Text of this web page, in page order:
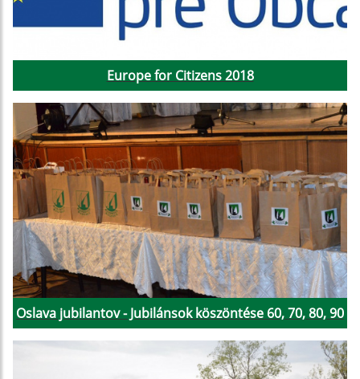
Europe for Citizens 2018
Oslava jubilantov - Jubilánsok köszöntése 60, 70, 80, 90